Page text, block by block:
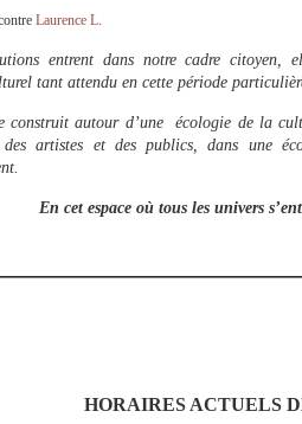
Laurence L.
entrent dans notre cadre citoyen,
tant attendu en cette période
construit autour d’une écologie de la
des artistes et des publics, dans une
En cet espace où tous les univers
HORAIRES ACTUELS